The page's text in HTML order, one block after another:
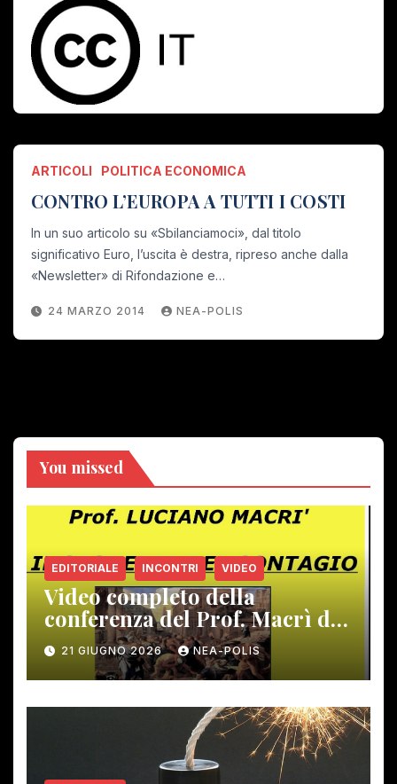
ARTICOLI POLITICA ECONOMICA
CONTRO L’EUROPA A TUTTI I COSTI
In un suo articolo su «Sbilanciamoci», dal titolo
significativo Euro, l’uscita è destra, ripreso anche dalla
«Newsletter» di Rifondazione e…
24 MARZO 2014 NEA-POLIS
You missed
EDITORIALE INCONTRI VIDEO
Video completo della
conferenza del Prof. Macrì del
12 giugno scorso
21 GIUGNO 2026 NEA-POLIS